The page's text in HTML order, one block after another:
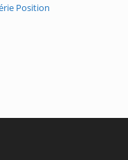
Position